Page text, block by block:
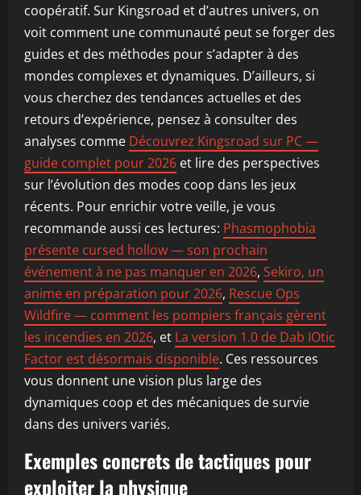
coopératif. Sur Kingsroad et d’autres univers, on
voit comment une communauté peut se forger des
guides et des méthodes pour s’adapter à des
mondes complexes et dynamiques. D’ailleurs, si
vous cherchez des tendances actuelles et des
retours d’expérience, pensez à consulter des
analyses comme Découvrez Kingsroad sur PC —
guide complet pour 2026 et lire des perspectives
sur l’évolution des modes coop dans les jeux
récents. Pour enrichir votre veille, je vous
recommande aussi ces lectures: Phasmophobia
présente cursed hollow — son prochain
événement à ne pas manquer en 2026, Sekiro, un
anime en préparation pour 2026, Rescue Ops
Wildfire — comment les pompiers français gèrent
les incendies en 2026, et La version 1.0 de Dab IOtic
Factor est désormais disponible. Ces ressources
vous donnent une vision plus large des
dynamiques coop et des mécaniques de survie
dans des univers variés.
Exemples concrets de tactiques pour
exploiter la physique